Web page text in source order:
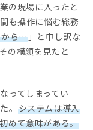
の現場に入ったと
も操作に悩む総務
から…」と申し訳な
の横顔を見たと
ってしまってい
。 システムは導入
めて意味がある。